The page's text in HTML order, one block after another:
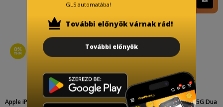
Apple iPhone 17 Pro Max 256GB RO
Samsung S942B Galaxy S26 5G Dua
GLS automatába!
További előnyök várnak rád!
További előnyök